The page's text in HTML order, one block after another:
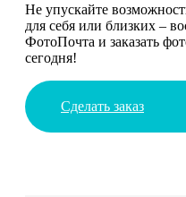
Не упускайте
для себя или близких –
ФотоПочта и заказать
сегодня!
Сделать заказ